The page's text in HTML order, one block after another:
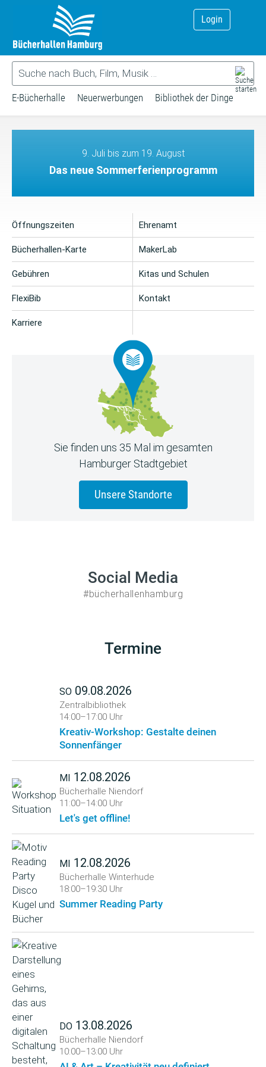
Login
E-Bücherhalle Neuerwerbungen Bibliothek der Dinge
9. Juli bis zum 19. August
Das neue Sommerferienprogramm
Öffnungszeiten
Bücherhallen-Karte
Gebühren
FlexiBib
Karriere
Ehrenamt
MakerLab
Kitas und Schulen
Kontakt
Sie finden uns 35 Mal im gesamten
Hamburger Stadtgebiet
Unsere Standorte
Social Media
#bücherhallenhamburg
Termine
SO 09.08.2026
Zentralbibliothek
14:00–17:00 Uhr
Kreativ-Workshop: Gestalte deinen
Sonnenfänger
MI 12.08.2026
Bücherhalle Niendorf
11:00–14:00 Uhr
Let's get offline!
MI 12.08.2026
Bücherhalle Winterhude
18:00–19:30 Uhr
Summer Reading Party
DO 13.08.2026
Bücherhalle Niendorf
10:00–13:00 Uhr